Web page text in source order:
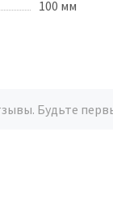
100 мм
Будьте